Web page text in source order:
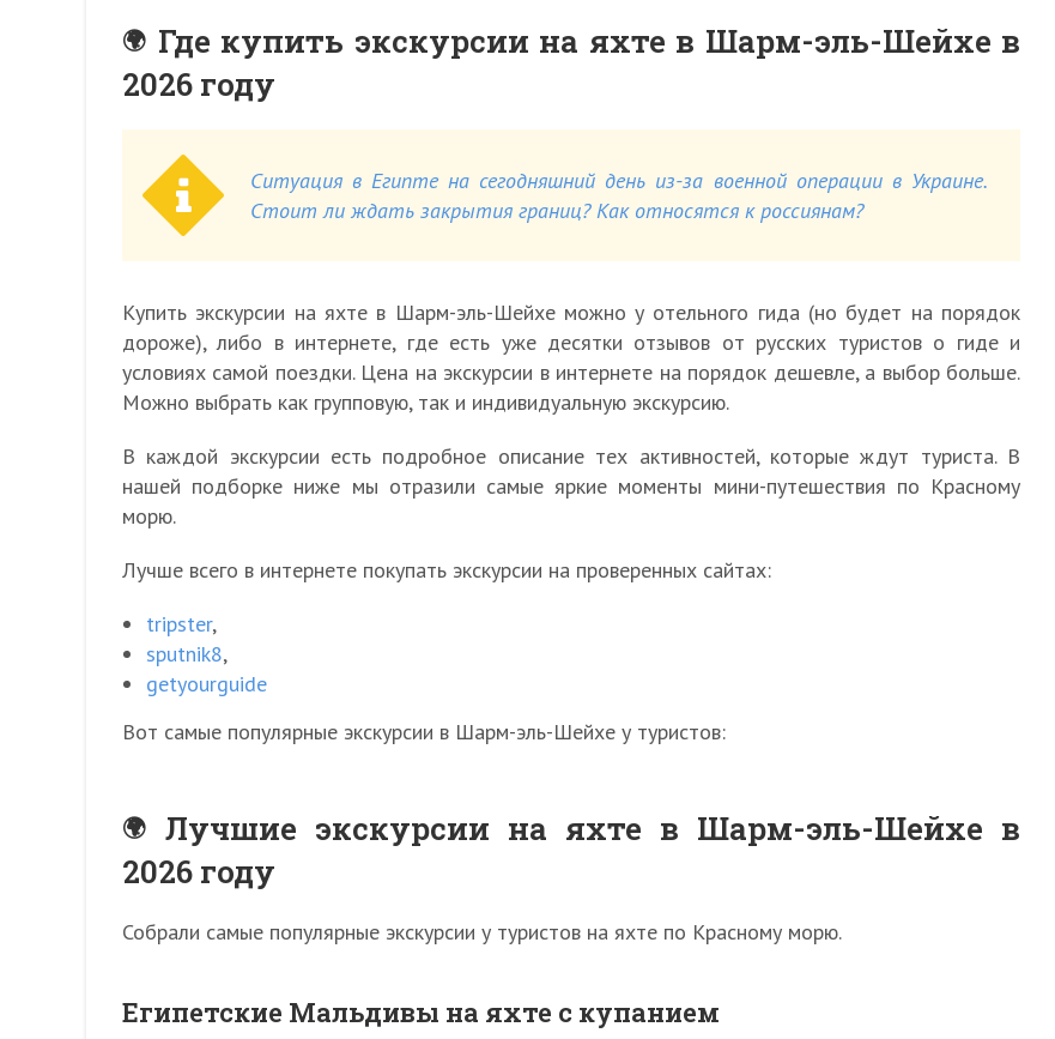
Где купить экскурсии на яхте в Шарм-эль-Шейхе в
2026 году
Ситуация в Египте на сегодняшний день из-за военной операции в Украине.
Стоит ли ждать закрытия границ? Как относятся к россиянам?
Купить экскурсии на яхте в Шарм-эль-Шейхе можно у отельного гида (но будет на порядок
дороже), либо в интернете, где есть уже десятки отзывов от русских туристов о гиде и
условиях самой поездки. Цена на экскурсии в интернете на порядок дешевле, а выбор больше.
Можно выбрать как групповую, так и индивидуальную экскурсию.
В каждой экскурсии есть подробное описание тех активностей, которые ждут туриста. В
нашей подборке ниже мы отразили самые яркие моменты мини-путешествия по Красному
морю.
Лучше всего в интернете покупать экскурсии на проверенных сайтах:
tripster,
sputnik8,
getyourguide
Вот самые популярные экскурсии в Шарм-эль-Шейхе у туристов:
Лучшие экскурсии на яхте в Шарм-эль-Шейхе в
2026 году
Собрали самые популярные экскурсии у туристов на яхте по Красному морю.
Египетские Мальдивы на яхте с купанием